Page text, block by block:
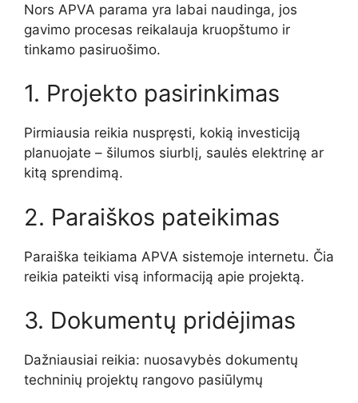
Nors APVA parama yra labai naudinga, jos
gavimo procesas reikalauja kruopštumo ir
tinkamo pasiruošimo.
1. Projekto pasirinkimas
Pirmiausia reikia nuspręsti, kokią investiciją
planuojate – šilumos siurblį, saulės elektrinę ar
kitą sprendimą.
2. Paraiškos pateikimas
Paraiška teikiama APVA sistemoje internetu. Čia
reikia pateikti visą informaciją apie projektą.
3. Dokumentų pridėjimas
Dažniausiai reikia: nuosavybės dokumentų
techninių projektų rangovo pasiūlymų